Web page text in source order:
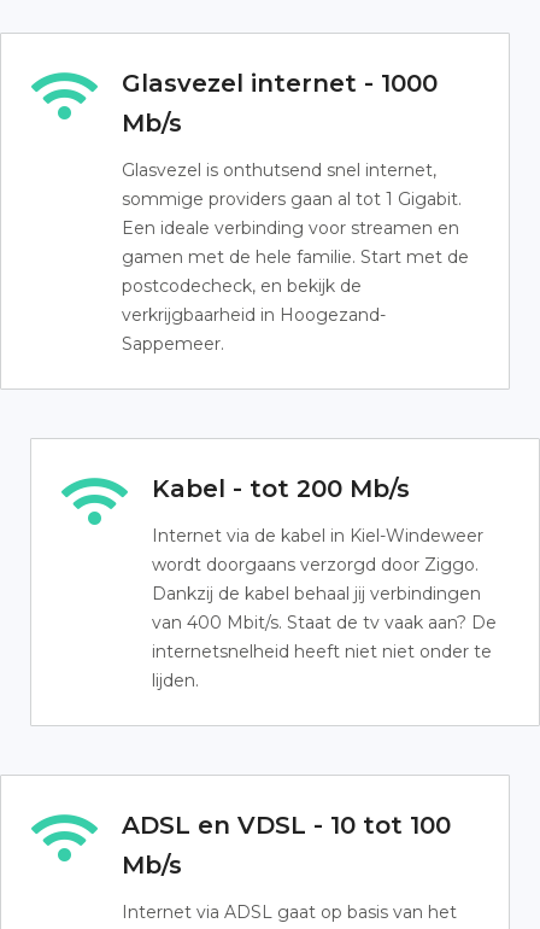
Glasvezel internet - 1000
Mb/s
Glasvezel is onthutsend snel internet,
sommige providers gaan al tot 1 Gigabit.
Een ideale verbinding voor streamen en
gamen met de hele familie. Start met de
postcodecheck, en bekijk de
verkrijgbaarheid in Hoogezand-
Sappemeer.
Kabel - tot 200 Mb/s
Internet via de kabel in Kiel-Windeweer
wordt doorgaans verzorgd door Ziggo.
Dankzij de kabel behaal jij verbindingen
van 400 Mbit/s. Staat de tv vaak aan? De
internetsnelheid heeft niet niet onder te
lijden.
ADSL en VDSL - 10 tot 100
Mb/s
Internet via ADSL gaat op basis van het